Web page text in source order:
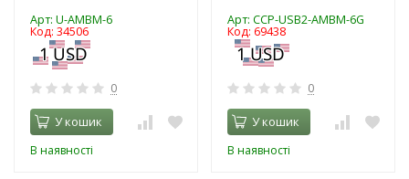
Арт: U-AMBM-6
Код: 34506
0
У кошик
В наявності
Арт: CCP-USB2-AMBM-6G
Код: 69438
0
У кошик
В наявності